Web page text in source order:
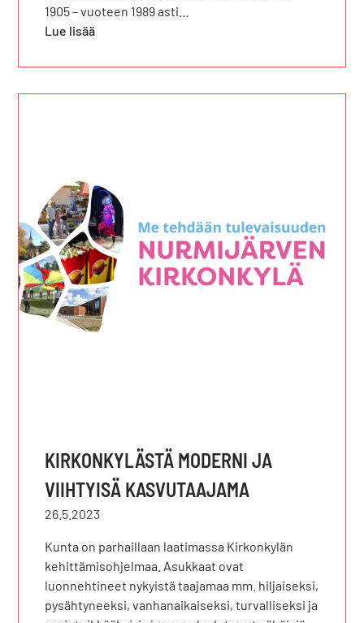
1905 – vuoteen 1989 asti…
Lue lisää
KIRKONKYLÄSTÄ MODERNI JA
VIIHTYISÄ KASVUTAAJAMA
26.5.2023
Kunta on parhaillaan laatimassa Kirkonkylän
kehittämisohjelmaa. Asukkaat ovat
luonnehtineet nykyistä taajamaa mm. hiljaiseksi,
pysähtyneeksi, vanhanaikaiseksi, turvalliseksi ja